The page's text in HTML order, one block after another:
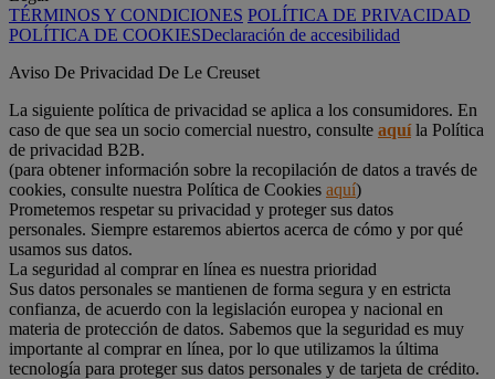
TÉRMINOS Y CONDICIONES POLÍTICA DE PRIVACIDAD
POLÍTICA DE COOKIESDeclaración de accesibilidad
Aviso De Privacidad De Le Creuset
La siguiente política de privacidad se aplica a los consumidores. En
caso de que sea un socio comercial nuestro, consulte aquíla Política
de privacidad B2B.
(para obtener información sobre la recopilación de datos a través de
cookies, consulte nuestra Política de Cookies aquí)
Prometemos respetar su privacidad y proteger sus datos
personales. Siempre estaremos abiertos acerca de cómo y por qué
usamos sus datos.
La seguridad al comprar en línea es nuestra prioridad
Sus datos personales se mantienen de forma segura y en estricta
confianza, de acuerdo con la legislación europea y nacional en
materia de protección de datos. Sabemos que la seguridad es muy
importante al comprar en línea, por lo que utilizamos la última
tecnología para proteger sus datos personales y de tarjeta de crédito.